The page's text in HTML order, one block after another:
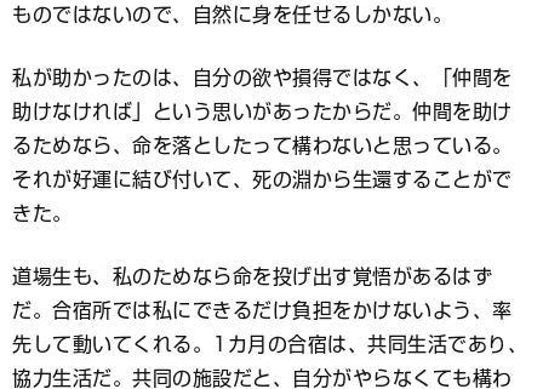
ものではないので、自然に身を任せるしかない。
私が助かったのは、自分の欲や損得ではなく、「仲間を
助けなければ」という思いがあったからだ。仲間を助け
るためなら、命を落としたって構わないと思っている。
それが好運に結び付いて、死の淵から生還することがで
きた。
道場生も、私のためなら命を投げ出す覚悟があるはず
だ。合宿所では私にできるだけ負担をかけないよう、率
先して動いてくれる。1カ月の合宿は、共同生活であり、
協力生活だ。共同の施設だと、自分がやらなくても構わ